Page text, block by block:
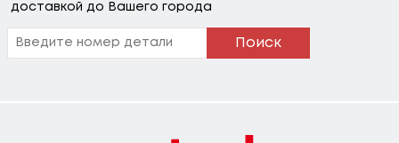
доставкой до Вашего города
Поиск